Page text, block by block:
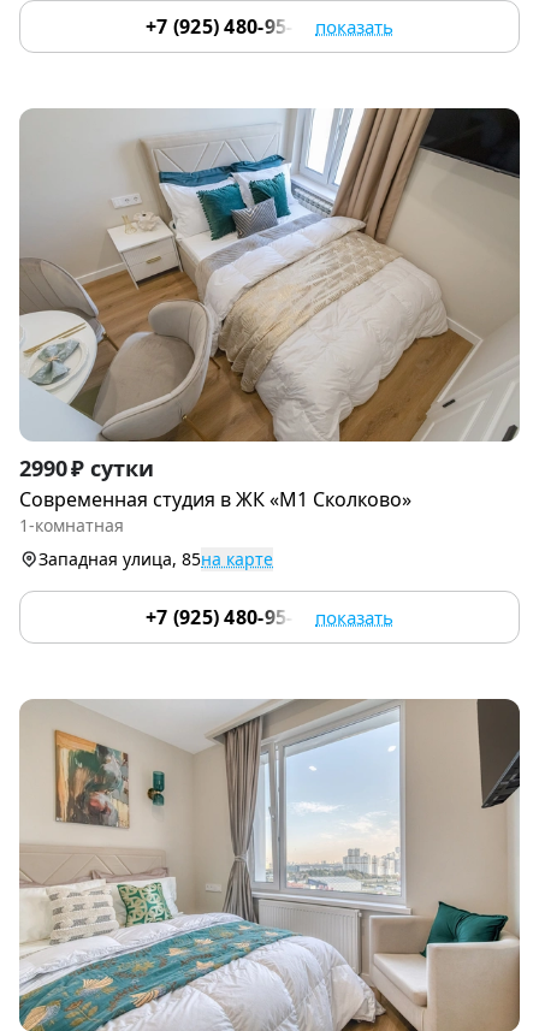
+7 (925) 480-95-17 показать
Item
1
of
2990 ₽ сутки
Современная студия в ЖК «М1 Сколково»
1-комнатная
Западная улица, 85на карте
+7 (925) 480-95-17 показать